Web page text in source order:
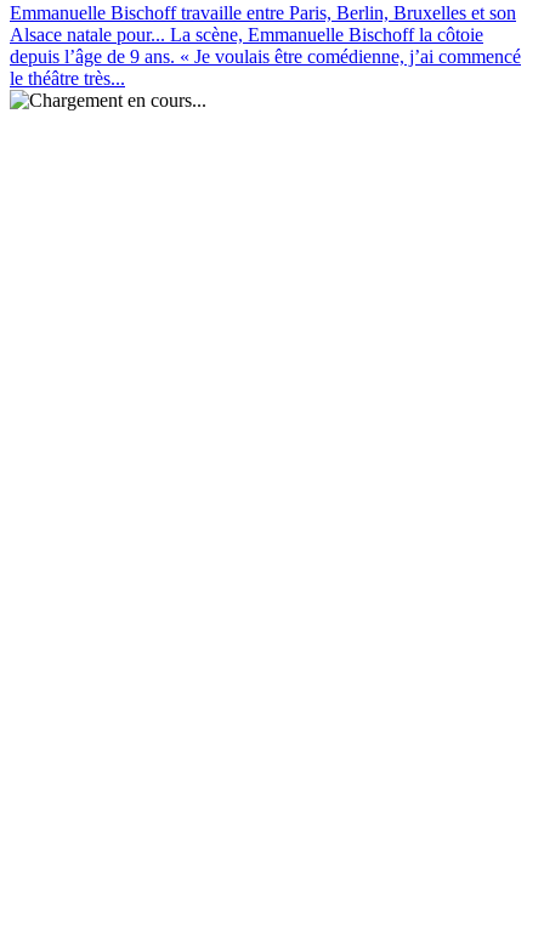
Emmanuelle Bischoff travaille entre Paris, Berlin, Bruxelles et son
Alsace natale pour... La scène, Emmanuelle Bischoff la côtoie
depuis l’âge de 9 ans. « Je voulais être comédienne, j’ai commencé
le théâtre très...